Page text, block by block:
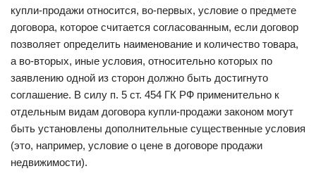
купли-продажи относится, во-первых, условие о предмете
договора, которое считается согласованным, если договор
позволяет определить наименование и количество товара,
а во-вторых, иные условия, относительно которых по
заявлению одной из сторон должно быть достигнуто
соглашение. В силу п. 5 ст. 454 ГК РФ применительно к
отдельным видам договора купли-продажи законом могут
быть установлены дополнительные существенные условия
(это, например, условие о цене в договоре продажи
недвижимости).